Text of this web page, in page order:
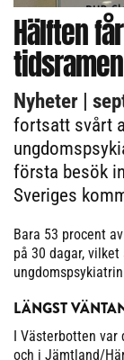
Hälften
tidsramen
Nyheter |
fortsatt svårt
första besök
Sveriges
Bara 53 procent
på 30 dagar,
LÄNGST
I Västerbotten var
och i Jämtland/